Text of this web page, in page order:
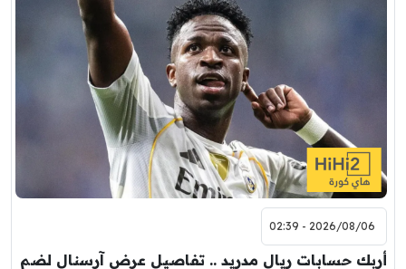
2026/08/06 - 02:39
أربك حسابات ريال مدريد .. تفاصيل عرض آرسنال لضم